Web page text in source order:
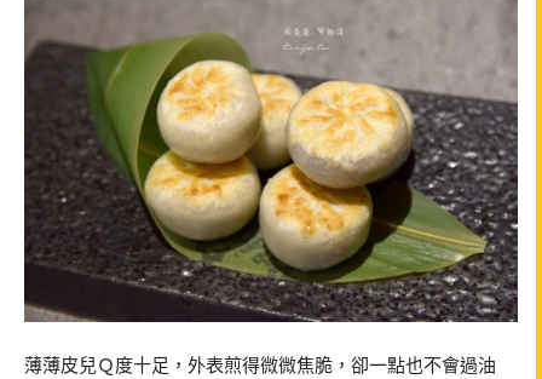
薄薄皮兒Ｑ度十足，外表煎得微微焦脆，卻一點也不會過油